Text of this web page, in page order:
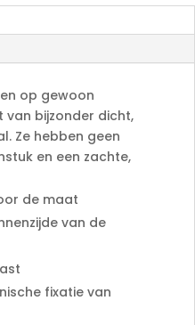
op gewoon
van bijzonder dicht,
Ze hebben geen
en een zachte,
de maat
van de
fixatie van